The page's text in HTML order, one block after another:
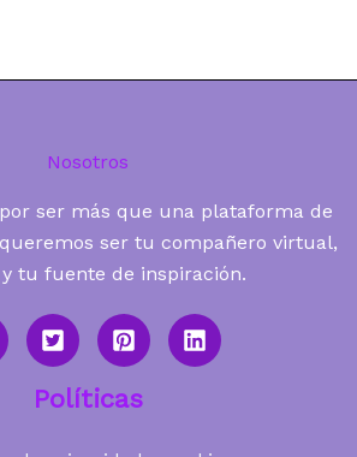
Nosotros
ser más que una plataforma de
ser tu compañero virtual,
tu fuente de inspiración.
Políticas